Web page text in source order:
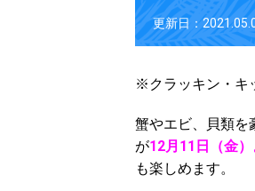
更新日：
※クラッキン・キ
蟹やエビ、貝類を
が12月11日（金
も楽しめます。